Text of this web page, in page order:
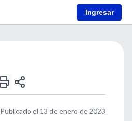
Ingresar
Publicado el 13 de enero de 2023